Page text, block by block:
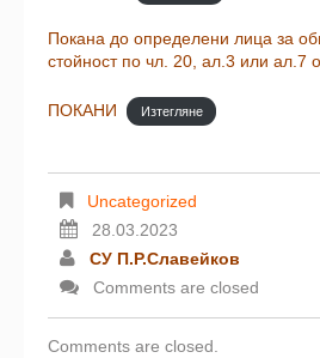
Покана до определени лица за
стойност по чл. 20, ал.3 или ал.7
ПОКАНИ Изтегляне
Uncategorized
28.03.2023
СУ П.Р.Славейков
Comments are closed
Comments are closed.